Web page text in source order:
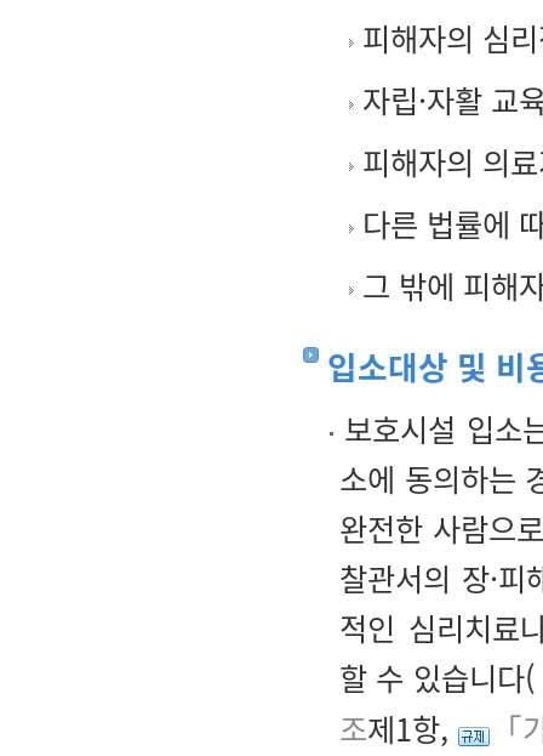
피해자의 심
자립·자활 교
피해자의 의
다른 법률에
그 밖에 피해
입소대상 및 비
보호시설 입소
소에 동의하는
완전한 사람으
찰관서의 장·
적인 심리치료
할 수 있습니다(
조제1항, 「